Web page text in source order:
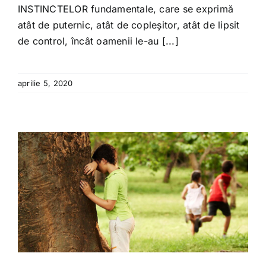
INSTINCTELOR fundamentale, care se exprimă
atât de puternic, atât de copleșitor, atât de lipsit
de control, încât oamenii le-au [...]
aprilie 5, 2020